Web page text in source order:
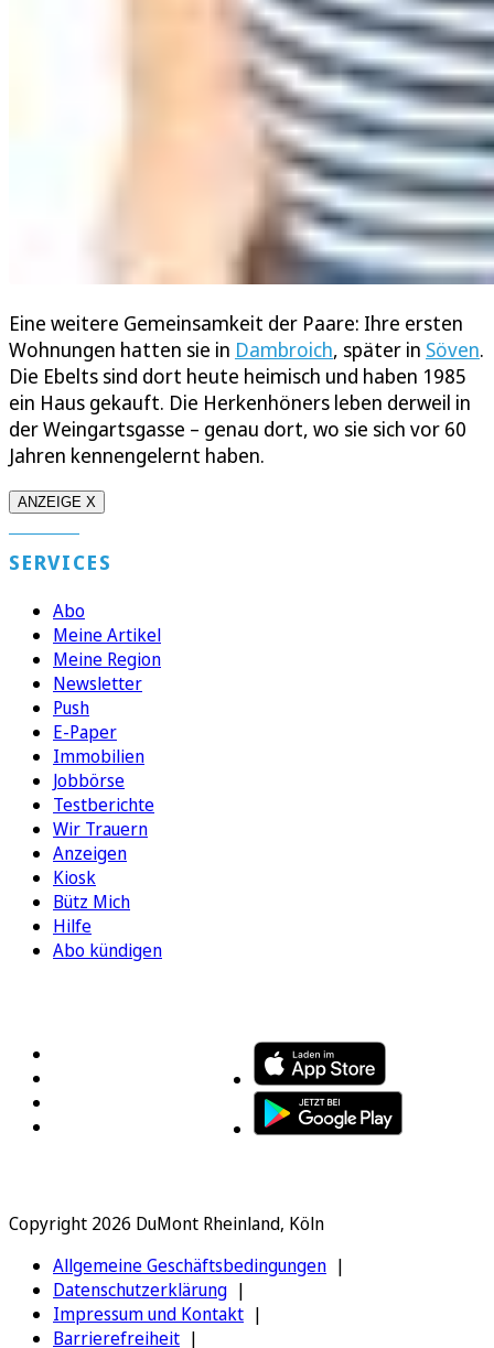
Eine weitere Gemeinsamkeit der Paare: Ihre ersten
Wohnungen hatten sie in Dambroich, später in Söven.
Die Ebelts sind dort heute heimisch und haben 1985
ein Haus gekauft. Die Herkenhöners leben derweil in
der Weingartsgasse – genau dort, wo sie sich vor 60
Jahren kennengelernt haben.
ANZEIGE X
SERVICES
Abo
Meine Artikel
Meine Region
Newsletter
Push
E-Paper
Immobilien
Jobbörse
Testberichte
Wir Trauern
Anzeigen
Kiosk
Bütz Mich
Hilfe
Abo kündigen
Copyright 2026 DuMont Rheinland, Köln
Allgemeine Geschäftsbedingungen
Datenschutzerklärung
Impressum und Kontakt
Barrierefreiheit